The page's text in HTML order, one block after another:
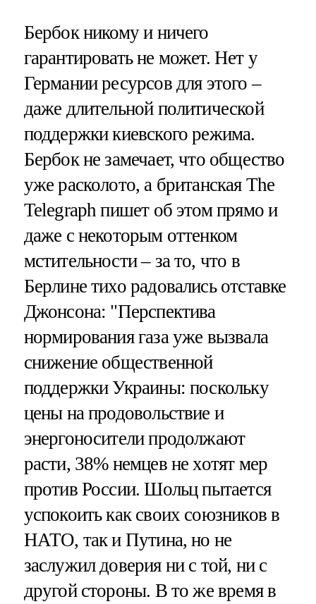
Бербок никому и ничего
гарантировать не может. Нет у
Германии ресурсов для этого –
даже длительной политической
поддержки киевского режима.
Бербок не замечает, что общество
уже расколото, а британская The
Telegraph пишет об этом прямо и
даже с некоторым оттенком
мстительности – за то, что в
Берлине тихо радовались отставке
Джонсона: "Перспектива
нормирования газа уже вызвала
снижение общественной
поддержки Украины: поскольку
цены на продовольствие и
энергоносители продолжают
расти, 38% немцев не хотят мер
против России. Шольц пытается
успокоить как своих союзников в
НАТО, так и Путина, но не
заслужил доверия ни с той, ни с
другой стороны. В то же время в